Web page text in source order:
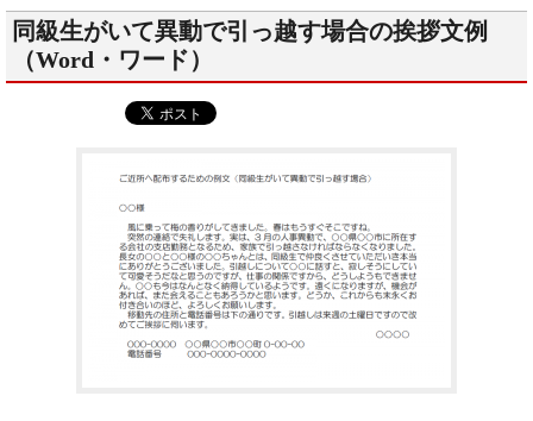
同級生がいて異動で引っ越す場合の挨拶文例
（Word・ワード）